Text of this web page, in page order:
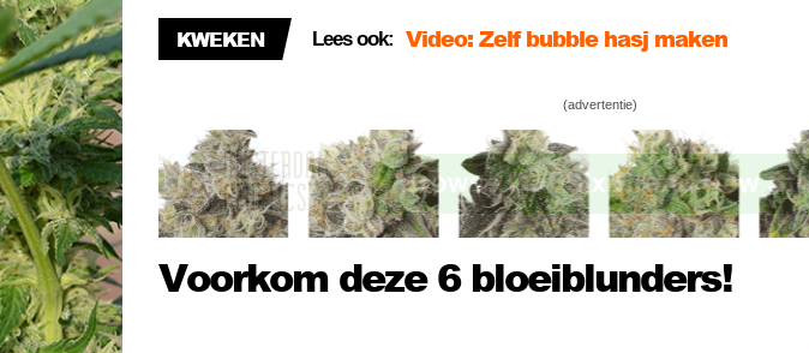
KWEKEN Lees ook:
Video: Cannabis zaden ontkiemen
(advertentie)
Voorkom deze 6 bloeiblunders!